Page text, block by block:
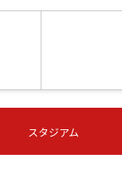
第16節 09/06 (
-
スタジアム